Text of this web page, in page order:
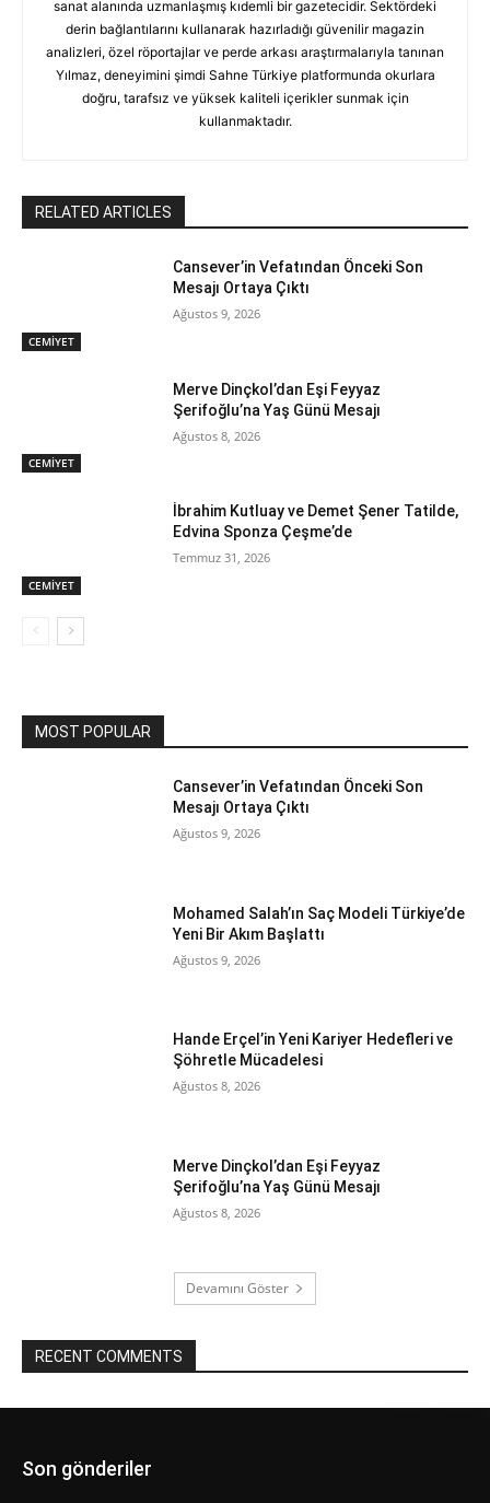
sanat alanında uzmanlaşmış kıdemli bir gazetecidir. Sektördeki
derin bağlantılarını kullanarak hazırladığı güvenilir magazin
analizleri, özel röportajlar ve perde arkası araştırmalarıyla tanınan
Yılmaz, deneyimini şimdi Sahne Türkiye platformunda okurlara
doğru, tarafsız ve yüksek kaliteli içerikler sunmak için
kullanmaktadır.
RELATED ARTICLES
CEMİYET
Cansever’in Vefatından Önceki Son
Mesajı Ortaya Çıktı
Ağustos 9, 2026
CEMİYET
Merve Dinçkol’dan Eşi Feyyaz
Şerifoğlu’na Yaş Günü Mesajı
Ağustos 8, 2026
CEMİYET
İbrahim Kutluay ve Demet Şener Tatilde,
Edvina Sponza Çeşme’de
Temmuz 31, 2026
MOST POPULAR
Cansever’in Vefatından Önceki Son
Mesajı Ortaya Çıktı
Ağustos 9, 2026
Mohamed Salah’ın Saç Modeli Türkiye’de
Yeni Bir Akım Başlattı
Ağustos 9, 2026
Hande Erçel’in Yeni Kariyer Hedefleri ve
Şöhretle Mücadelesi
Ağustos 8, 2026
Merve Dinçkol’dan Eşi Feyyaz
Şerifoğlu’na Yaş Günü Mesajı
Ağustos 8, 2026
Devamını Göster
RECENT COMMENTS
Son gönderiler